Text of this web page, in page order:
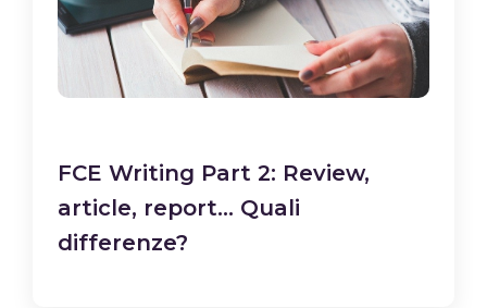
FCE Writing Part 2: Review,
article, report… Quali
differenze?